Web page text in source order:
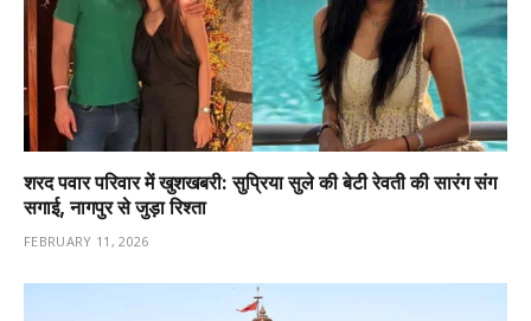
शरद पवार परिवार में खुशखबरी: सुप्रिया सुले की बेटी रेवती की सारंग संग
सगाई, नागपुर से जुड़ा रिश्ता
FEBRUARY 11, 2026